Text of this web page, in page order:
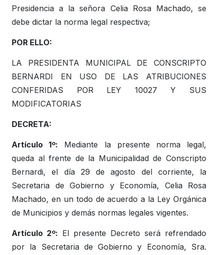
Presidencia a la señora Celia Rosa Machado, se
debe dictar la norma legal respectiva;
POR ELLO:
LA PRESIDENTA MUNICIPAL DE CONSCRIPTO
BERNARDI EN USO DE LAS ATRIBUCIONES
CONFERIDAS POR LEY 10027 Y SUS
MODIFICATORIAS
DECRETA:
Artículo 1º: Mediante la presente norma legal,
queda al frente de la Municipalidad de Conscripto
Bernardi, el día 29 de agosto del corriente, la
Secretaria de Gobierno y Economía, Celia Rosa
Machado, en un todo de acuerdo a la Ley Orgánica
de Municipios y demás normas legales vigentes.
Artículo 2º: El presente Decreto será refrendado
por la Secretaria de Gobierno y Economía, Sra.